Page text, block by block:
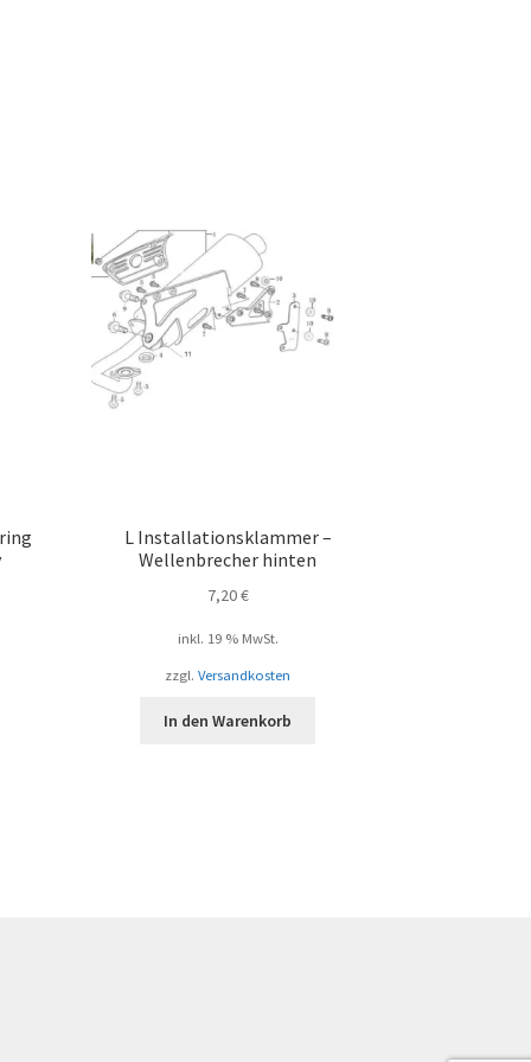
L Installationsklammer –
Wellenbrecher hinten
7,20€
inkl. 19 % MwSt.
zzgl.Versandkosten
In den Warenkorb